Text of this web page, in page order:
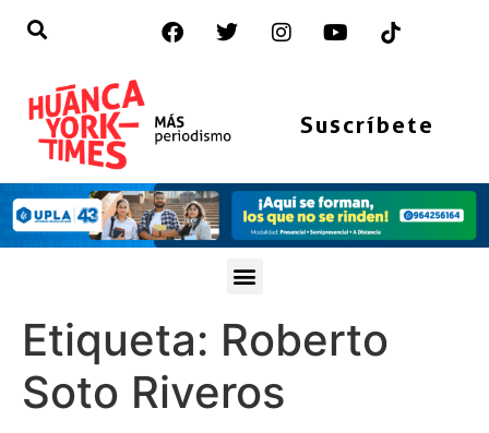
Suscríbete
Etiqueta: Roberto
Soto Riveros